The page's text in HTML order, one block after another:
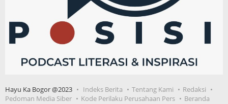
Hayu Ka Bogor @2023 Indeks Berita Tentang Kami
Redaksi
Pedoman Media Siber
Kode Perilaku Perusahaan Pers Beranda